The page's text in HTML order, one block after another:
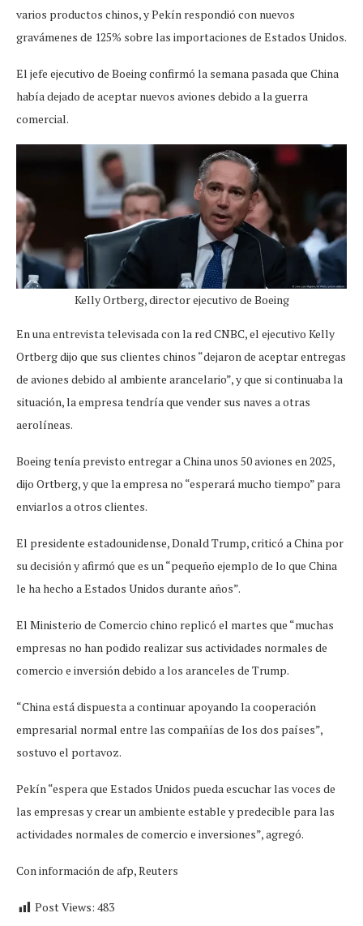
varios productos chinos, y Pekín respondió con nuevos
gravámenes de 125% sobre las importaciones de Estados Unidos.
El jefe ejecutivo de Boeing confirmó la semana pasada que China
había dejado de aceptar nuevos aviones debido a la guerra
comercial.
Kelly Ortberg, director ejecutivo de Boeing
En una entrevista televisada con la red CNBC, el ejecutivo Kelly
Ortberg dijo que sus clientes chinos “dejaron de aceptar entregas
de aviones debido al ambiente arancelario”, y que si continuaba la
situación, la empresa tendría que vender sus naves a otras
aerolíneas.
Boeing tenía previsto entregar a China unos 50 aviones en 2025,
dijo Ortberg, y que la empresa no “esperará mucho tiempo” para
enviarlos a otros clientes.
El presidente estadounidense, Donald Trump, criticó a China por
su decisión y afirmó que es un “pequeño ejemplo de lo que China
le ha hecho a Estados Unidos durante años”.
El Ministerio de Comercio chino replicó el martes que “muchas
empresas no han podido realizar sus actividades normales de
comercio e inversión debido a los aranceles de Trump.
“China está dispuesta a continuar apoyando la cooperación
empresarial normal entre las compañías de los dos países”,
sostuvo el portavoz.
Pekín “espera que Estados Unidos pueda escuchar las voces de
las empresas y crear un ambiente estable y predecible para las
actividades normales de comercio e inversiones”, agregó.
Con información de afp, Reuters
Post Views: 483